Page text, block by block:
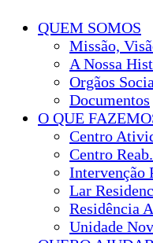
QUEM SOMOS
Missão,
A Nossa
Orgãos
Documentos
O QUE
Centro
Centro
Intervenção
Lar
Residência
Unidade